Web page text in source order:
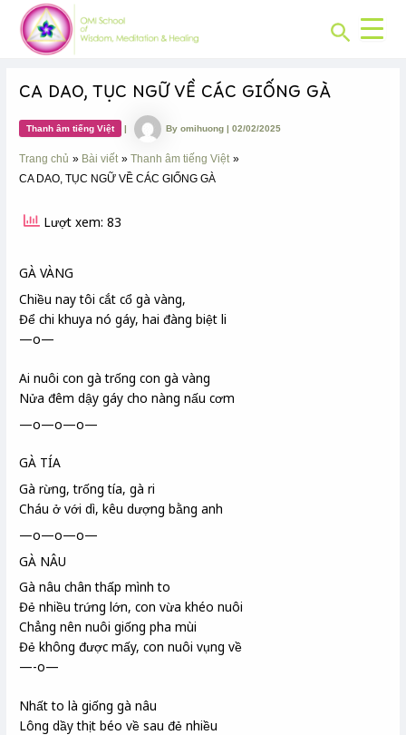
content
Search
CA DAO, TỤC NGỮ VỀ CÁC GIỐNG GÀ
Thanh âm tiếng Việt | Byomihuong|02/02/2025
Trang chủ Bài viết
Thanh âm tiếng Việt
CA DAO, TỤC NGỮ VỀ CÁC GIỐNG GÀ
Lượt xem: 83
GÀ VÀNG
Chiều nay tôi cắt cổ gà vàng,
Để chi khuya nó gáy, hai đàng biệt li
—o—
Ai nuôi con gà trống con gà vàng
Nửa đêm dậy gáy cho nàng nấu cơm
—o—o—o—
GÀ TÍA
Gà rừng, trống tía, gà ri
Cháu ở với dì, kêu dượng bằng anh
—o—o—o—
GÀ NÂU
Gà nâu chân thấp mình to
Đẻ nhiều trứng lớn, con vừa khéo nuôi
Chẳng nên nuôi giống pha mùi
Đẻ không được mấy, con nuôi vụng về
—-o—
Nhất to là giống gà nâu
Lông dầy thịt béo về sau đẻ nhiều
Post
navigation
CHUYÊN
MỤC: